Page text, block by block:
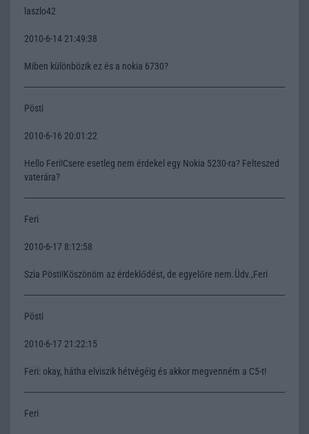
laszlo42
2010-6-14 21:49:38
Miben különbözik ez és a nokia 6730?
Pösti
2010-6-16 20:01:22
Hello Feri!Csere esetleg nem érdekel egy Nokia 5230-ra? Felteszed
vaterára?
Feri
2010-6-17 8:12:58
Szia Pösti!Köszönöm az érdeklődést, de egyelőre nem.Üdv.,Feri
Pösti
2010-6-17 21:22:15
Feri: okay, hátha elviszik hétvégéig és akkor megvenném a C5-t!
Feri